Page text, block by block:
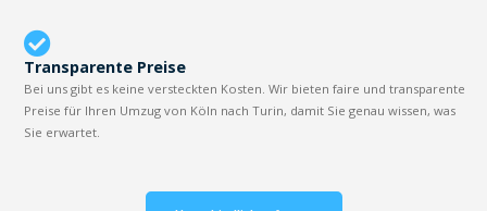
Transparente Preise
Bei uns gibt es keine versteckten Kosten. Wir bieten faire und transparente
Preise für Ihren Umzug von Köln nach Turin, damit Sie genau wissen, was
Sie erwartet.